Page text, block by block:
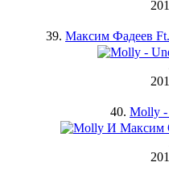
39. Максим Фадеев
40. Molly -